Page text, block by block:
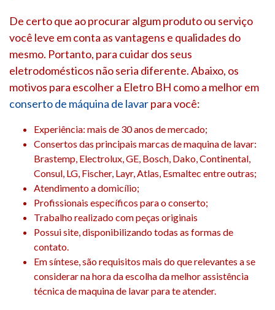
De certo que ao procurar algum produto ou serviço
você leve em conta as vantagens e qualidades do
mesmo. Portanto, para cuidar dos seus
eletrodomésticos não seria diferente. Abaixo, os
motivos para escolher a Eletro BH como a melhor em
conserto de máquina de lavarpara você:
Experiência: mais de 30 anos de mercado;
Consertos das principais marcas de maquina de lavar:
Brastemp, Electrolux, GE, Bosch, Dako, Continental,
Consul, LG, Fischer, Layr, Atlas, Esmaltec entre outras;
Atendimento a domicílio;
Profissionais específicos para o conserto;
Trabalho realizado com peças originais
Possui site, disponibilizando todas as formas de
contato.
Em síntese, são requisitos mais do que relevantes a se
considerar na hora da escolha da melhor assistência
técnica de maquina de lavar para te atender.